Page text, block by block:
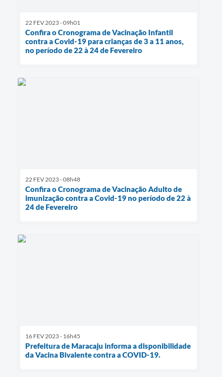
22 FEV 2023 - 09h01
Confira o Cronograma de Vacinação Infantil
contra a Covid-19 para crianças de 3 a 11 anos,
no período de 22 à 24 de Fevereiro
22 FEV 2023 - 08h48
Confira o Cronograma de Vacinação Adulto de
imunização contra a Covid-19 no período de 22 à
24 de Fevereiro
16 FEV 2023 - 16h45
Prefeitura de Maracaju informa a disponibilidade
da Vacina Bivalente contra a COVID-19.